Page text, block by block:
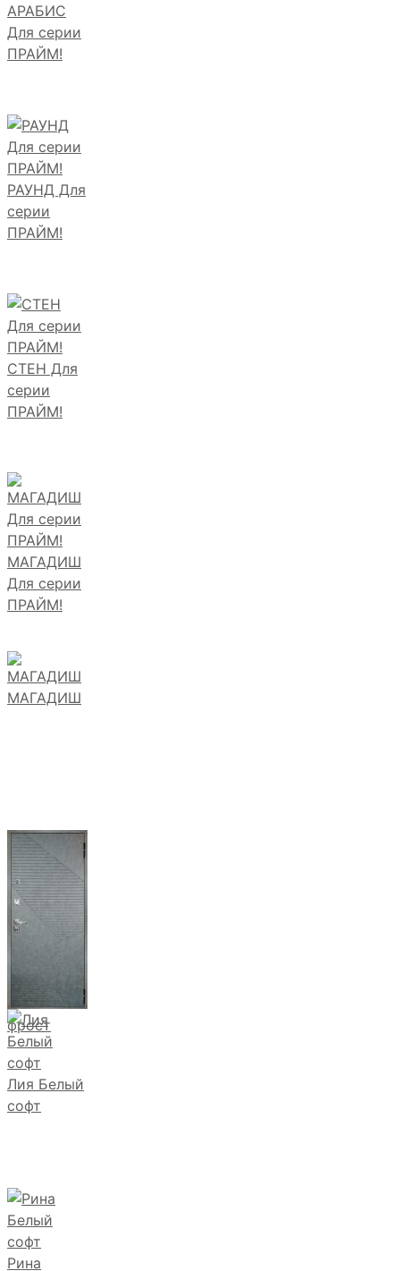
АРАБИС
Для серии
ПРАЙМ!
РАУНД Для
серии
ПРАЙМ!
СТЕН Для
серии
ПРАЙМ!
МАГАДИШ
Для серии
ПРАЙМ!
МАГАДИШ
фрост
Лия Белый
софт
Рина